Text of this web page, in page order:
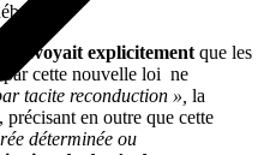
explicitement que les
cette nouvelle loi ne
tacite reconduction », la
en outre que cette
déterminée ou